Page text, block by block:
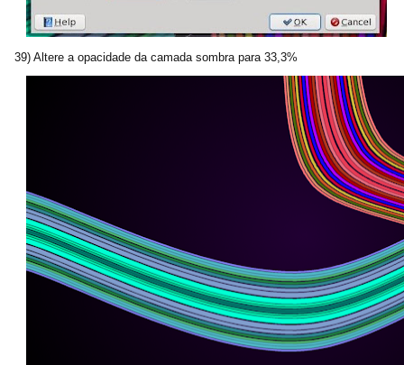
39) Altere a opacidade da camada sombra para 33,3%